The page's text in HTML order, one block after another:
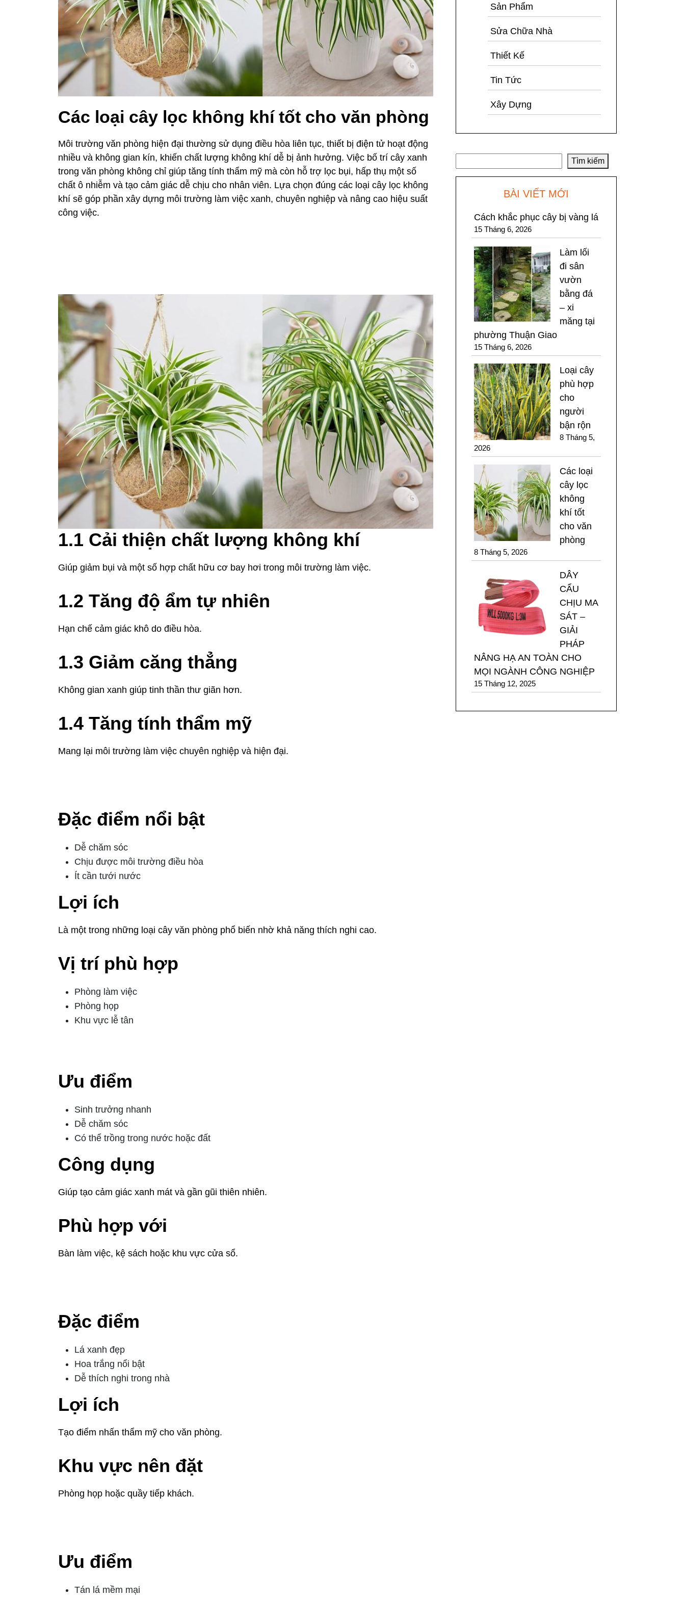
Các loại cây lọc không khí tốt cho văn phòng
Môi trường văn phòng hiện đại thường sử dụng điều hòa liên tục, thiết bị điện tử hoạt động
nhiều và không gian kín, khiến chất lượng không khí dễ bị ảnh hưởng. Việc bố trí cây xanh
trong văn phòng không chỉ giúp tăng tính thẩm mỹ mà còn hỗ trợ lọc bụi, hấp thụ một số
chất ô nhiễm và tạo cảm giác dễ chịu cho nhân viên. Lựa chọn đúng các loại cây lọc không
khí sẽ góp phần xây dựng môi trường làm việc xanh, chuyên nghiệp và nâng cao hiệu suất
công việc.
1.1 Cải thiện chất lượng không khí
Giúp giảm bụi và một số hợp chất hữu cơ bay hơi trong môi trường làm việc.
1.2 Tăng độ ẩm tự nhiên
Hạn chế cảm giác khô do điều hòa.
1.3 Giảm căng thẳng
Không gian xanh giúp tinh thần thư giãn hơn.
1.4 Tăng tính thẩm mỹ
Mang lại môi trường làm việc chuyên nghiệp và hiện đại.
Đặc điểm nổi bật
Dễ chăm sóc
Chịu được môi trường điều hòa
Ít cần tưới nước
Lợi ích
Là một trong những loại cây văn phòng phổ biến nhờ khả năng thích nghi cao.
Vị trí phù hợp
Phòng làm việc
Phòng họp
Khu vực lễ tân
Ưu điểm
Sinh trưởng nhanh
Dễ chăm sóc
Có thể trồng trong nước hoặc đất
Công dụng
Giúp tạo cảm giác xanh mát và gần gũi thiên nhiên.
Phù hợp với
Bàn làm việc, kệ sách hoặc khu vực cửa sổ.
Đặc điểm
Lá xanh đẹp
Hoa trắng nổi bật
Dễ thích nghi trong nhà
Lợi ích
Tạo điểm nhấn thẩm mỹ cho văn phòng.
Khu vực nên đặt
Phòng họp hoặc quầy tiếp khách.
Ưu điểm
Tán lá mềm mại
Sản Phẩm
Sửa Chữa Nhà
Thiết Kế
Tin Tức
Xây Dựng
Tìm kiếm
BÀI VIẾT MỚI
Cách khắc phục cây bị vàng lá
15 Tháng 6, 2026
Làm lối
đi sân
vườn
bằng đá
– xi
măng tại
phường Thuận Giao
15 Tháng 6, 2026
Loại cây
phù hợp
cho
người
bận rộn
8 Tháng 5,
2026
Các loại
cây lọc
không
khí tốt
cho văn
phòng
8 Tháng 5, 2026
DÂY
CẨU
CHỊU MA
SÁT –
GIẢI
PHÁP
NÂNG HẠ AN TOÀN CHO
MỌI NGÀNH CÔNG NGHIỆP
15 Tháng 12, 2025